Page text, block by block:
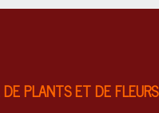
PLANTS ET DE FLEURS